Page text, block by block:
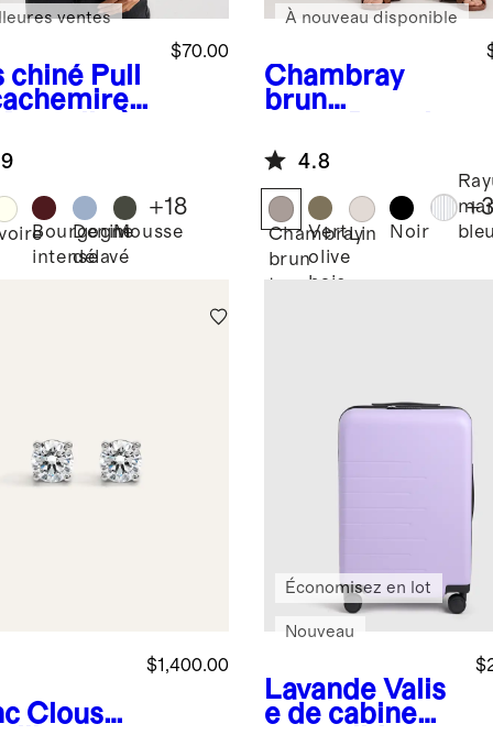
chiné Pull
$70.00
ventes
Bourgogne
intense
Denim
délavé
Mousse
+18
Chambray
brun
à jambes
larges 100 % lin
européen
À nouveau disponible
4.8
Chambray
brun
taupe
Vert
olive
baie
Lin Noir
+
Clous
$1,400.00
Lavande Valis
e de cabine
Économisez en lot
Nouveau